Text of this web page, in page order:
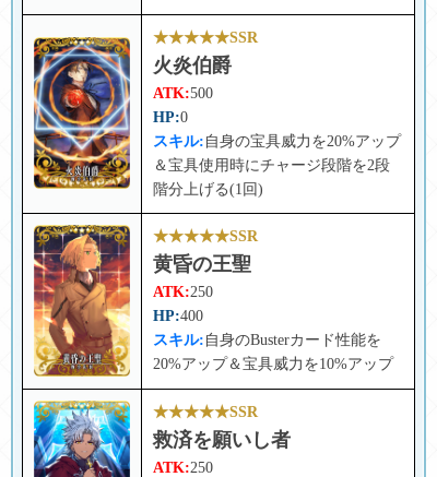
★★★★★SSR
火炎伯爵
ATK:500
HP:0
スキル: 自身の宝具威力を20%アップ
＆宝具使用時にチャージ段階を2段
階分上げる(1回)
★★★★★SSR
黄昏の王聖
ATK:250
HP:400
スキル: 自身のBusterカード性能を
20%アップ＆宝具威力を10%アップ
★★★★★SSR
救済を願いし者
ATK:250